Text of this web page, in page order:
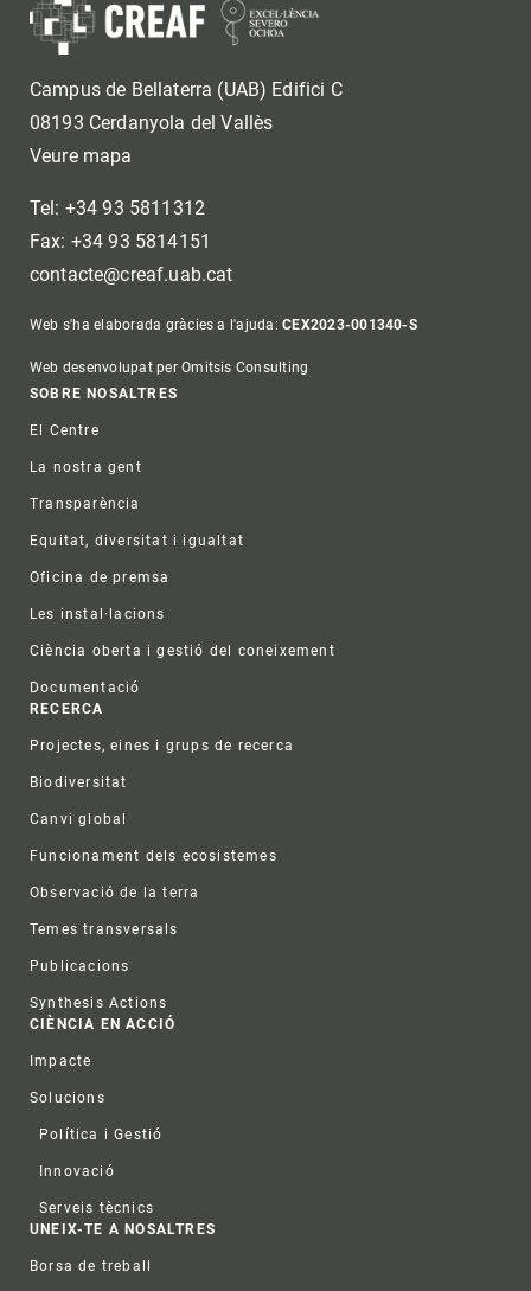
Campus de Bellaterra (UAB) Edifici C
08193 Cerdanyola del Vallès
Veure mapa
Tel: +34 93 5811312
Fax: +34 93 5814151
contacte@creaf.uab.cat
Web s'ha elaborada gràcies a l'ajuda:CEX2023-001340-S
Web desenvolupat per Omitsis Consulting
Footer
SOBRE NOSALTRES
El Centre
La nostra gent
Transparència
Equitat, diversitat i igualtat
Oficina de premsa
Les instal·lacions
Ciència oberta i gestió del coneixement
Documentació
RECERCA
Projectes, eines i grups de recerca
Biodiversitat
Canvi global
Funcionament dels ecosistemes
Observació de la terra
Temes transversals
Publicacions
Synthesis Actions
CIÈNCIA EN ACCIÓ
Impacte
Solucions
Política i Gestió
Innovació
Serveis tècnics
UNEIX-TE A NOSALTRES
Borsa de treball